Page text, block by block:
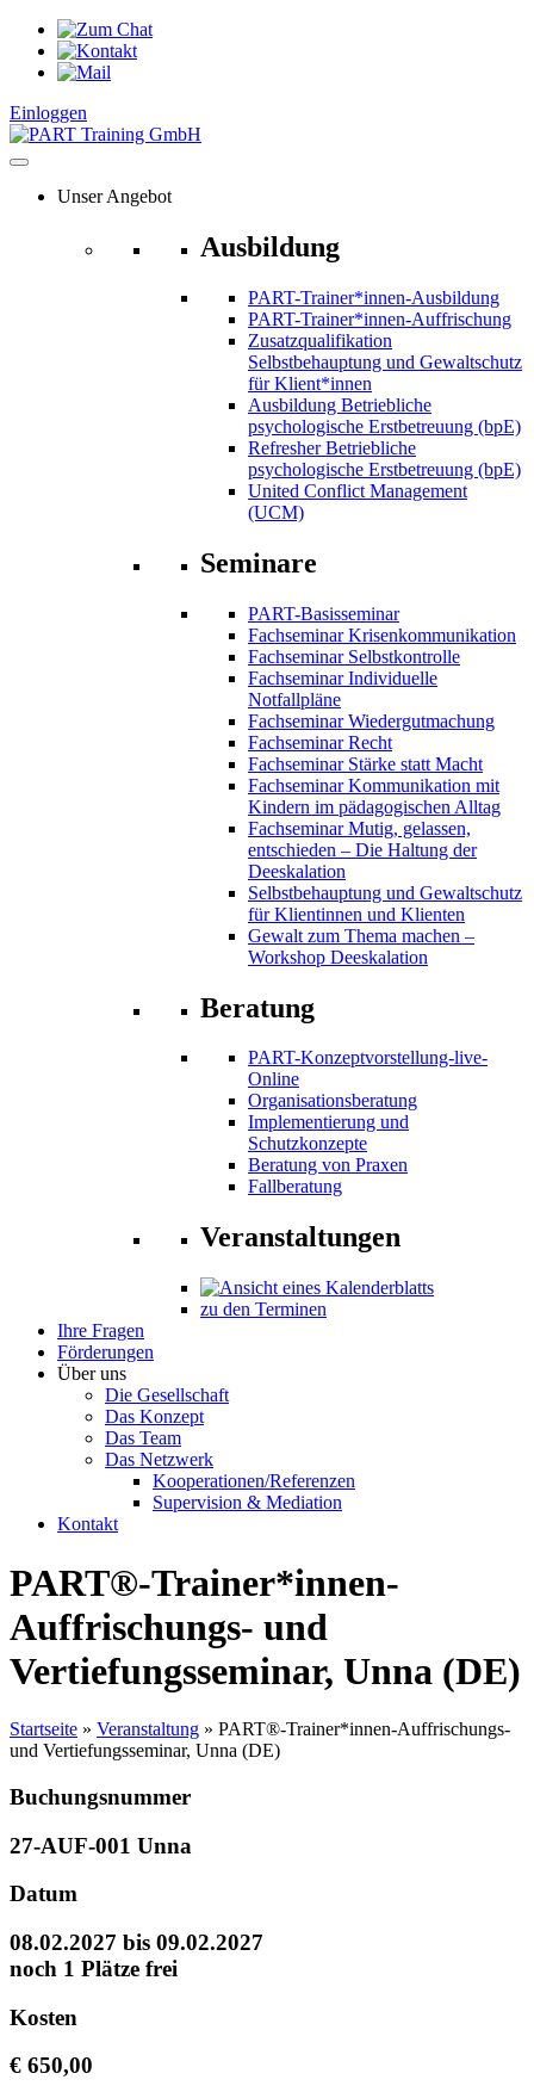
Zum
Inhalt
springen
Einloggen
Unser Angebot
Ausbildung
PART-Trainer*innen-Ausbildung
PART-Trainer*innen-Auffrischung
Zusatzqualifikation
Selbstbehauptung und Gewaltschutz
für Klient*innen
Ausbildung Betriebliche
psychologische Erstbetreuung (bpE)
Refresher Betriebliche
psychologische Erstbetreuung (bpE)
United Conflict Management
(UCM)
Seminare
PART-Basisseminar
Fachseminar Krisenkommunikation
Fachseminar Selbstkontrolle
Fachseminar Individuelle
Notfallpläne
Fachseminar Wiedergutmachung
Fachseminar Recht
Fachseminar Stärke statt Macht
Fachseminar Kommunikation mit
Kindern im pädagogischen Alltag
Fachseminar Mutig, gelassen,
entschieden – Die Haltung der
Deeskalation
Selbstbehauptung und Gewaltschutz
für Klientinnen und Klienten
Gewalt zum Thema machen –
Workshop Deeskalation
Beratung
PART-Konzeptvorstellung-live-
Online
Organisationsberatung
Implementierung und
Schutzkonzepte
Beratung von Praxen
Fallberatung
Veranstaltungen
zu den Terminen
Ihre Fragen
Förderungen
Über uns
Die Gesellschaft
Das Konzept
Das Team
Das Netzwerk
Kooperationen/Referenzen
Supervision & Mediation
Kontakt
PART®-Trainer*innen-
Auffrischungs- und
Vertiefungsseminar, Unna (DE)
Startseite » Veranstaltung » PART®-Trainer*innen-Auffrischungs-
und Vertiefungsseminar, Unna (DE)
Buchungsnummer
27-AUF-001 Unna
Datum
08.02.2027 bis 09.02.2027
noch 1 Plätze frei
Kosten
€ 650,00